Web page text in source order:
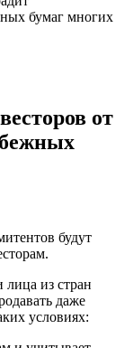
бумаг многих
от
будут
из стран
даже
условиях: